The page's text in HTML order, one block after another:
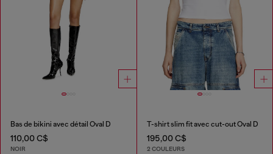
Bas de bikini avec détail Oval D
110,00 C$
NOIR
T-shirt slim fit avec cut-out Oval D
195,00 C$
2 COULEURS